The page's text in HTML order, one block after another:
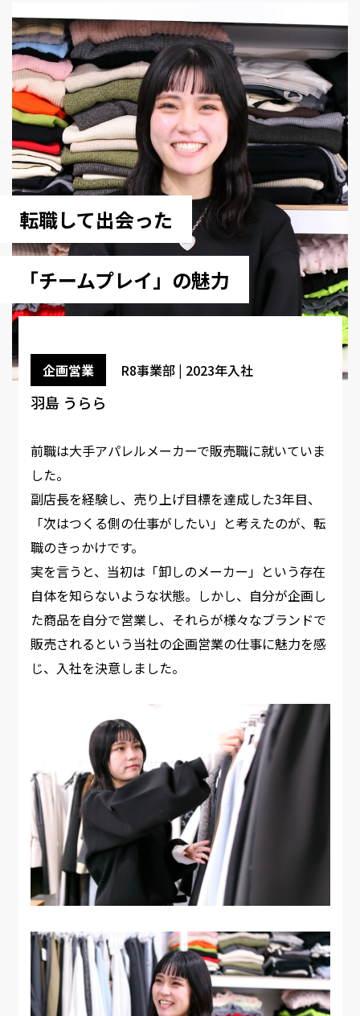
転職して出会った
「チームプレイ」の魅力​
企画営業 R8事業部 | 2023年入社
羽島 うらら
前職は大手アパレルメーカーで販売職に就いていま
した。
副店長を経験し、売り上げ目標を達成した3年目、
「次はつくる側の仕事がしたい」と考えたのが、転
職のきっかけです。
実を言うと、当初は「卸しのメーカー」という存在
自体を知らないような状態。しかし、自分が企画し
た商品を自分で営業し、それらが様々なブランドで
販売されるという当社の企画営業の仕事に魅力を感
じ、入社を決意しました。​